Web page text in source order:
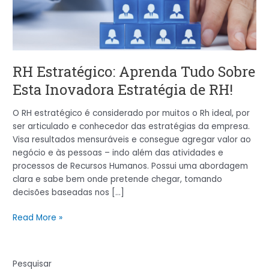
RH Estratégico: Aprenda Tudo Sobre
Esta Inovadora Estratégia de RH!
O RH estratégico é considerado por muitos o Rh ideal, por
ser articulado e conhecedor das estratégias da empresa.
Visa resultados mensuráveis e consegue agregar valor ao
negócio e às pessoas – indo além das atividades e
processos de Recursos Humanos. Possui uma abordagem
clara e sabe bem onde pretende chegar, tomando
decisões baseadas nos […]
Inovadora
Estratégia
RH!
Read More »
Pesquisar